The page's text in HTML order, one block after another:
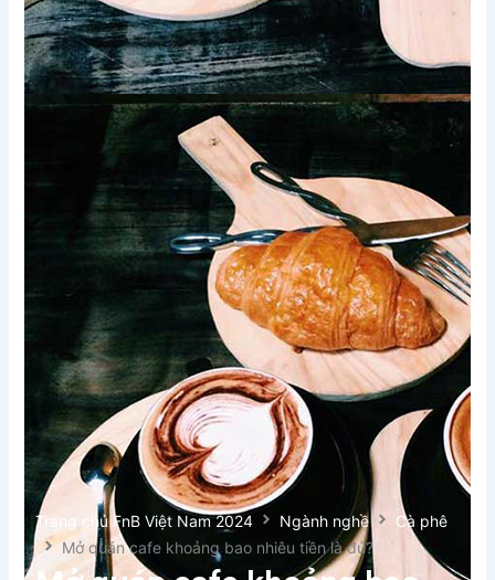
Trang chủ FnB Việt Nam 2024 Ngành nghề
Cà phê
Mở quán cafe khoảng bao nhiêu tiền là đủ?